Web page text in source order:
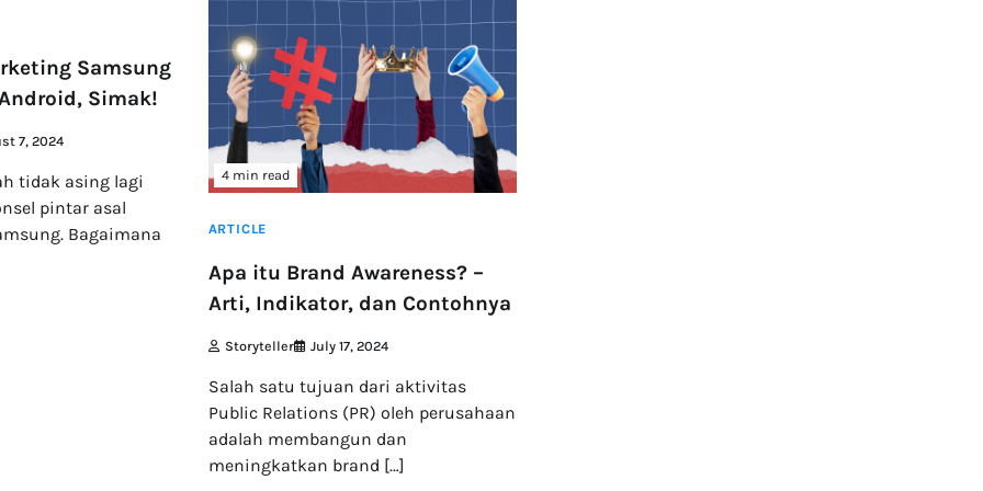
Samsung
Simak!
7, 2024
tidak asing lagi
pintar asal
Bagaimana
4 min read
ARTICLE
Apa itu Brand Awareness? –
Arti, Indikator, dan Contohnya
Storyteller July 17, 2024
Salah satu tujuan dari aktivitas
Public Relations (PR) oleh perusahaan
adalah membangun dan
meningkatkan brand […]